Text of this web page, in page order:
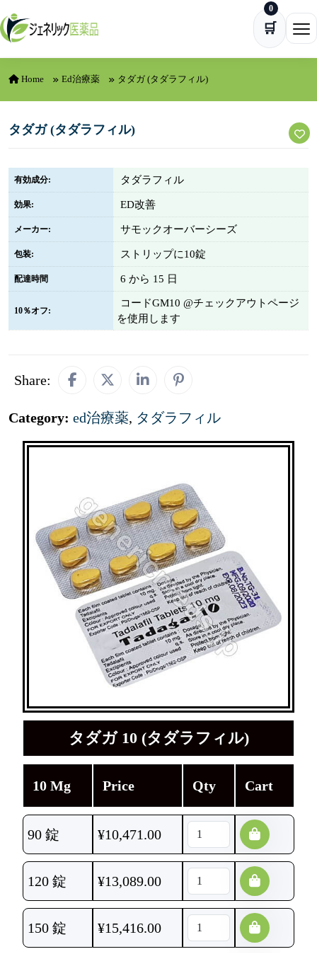
Skip to content
🛒
0
Home Ed治療薬 タダガ (タダラフィル)
タダガ (タダラフィル)
有効成分: タダラフィル
効果: ED改善
メーカー: サモックオーバーシーズ
包装: ストリップに10錠
配達時間 6 から 15 日
10％オフ:
コードGM10 @チェックアウトページ
を使用します
Share:
Category: ed治療薬, タダラフィル
タダガ 10 (タダラフィル)
10 Mg Price Qty Cart
90 錠 ¥10,471.00
120 錠 ¥13,089.00
150 錠 ¥15,416.00